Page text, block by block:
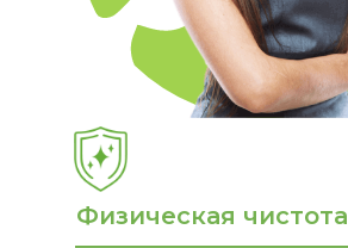
Физическая чистота